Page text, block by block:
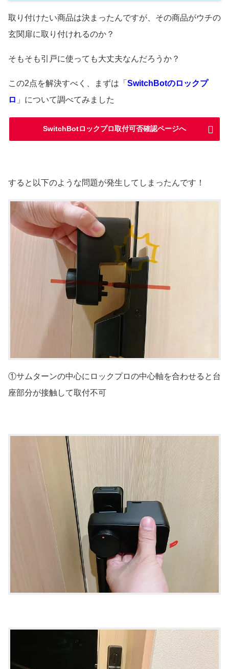
取り付けたい商品は決まったんですが、その商品がウチの
玄関扉に取り付けれるのか？
そもそも引戸に使っても大丈夫なんだろうか？
この2点を解決すべく、まずは「 SwitchBotのロックプ
ロ 」について調べてみました
SwitchBotロックプロ取付可否確認ページへ
すると以下のような問題が発生してしまったんです！
①サムターンの中心にロックプロの中心軸を合わせると台
座部分が接触して取付不可